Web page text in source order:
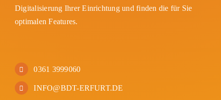
Digitalisierung Ihrer Einrichtung und finden die für Sie
optimalen Features.
0361 3999060
INFO@BDT-ERFURT.DE